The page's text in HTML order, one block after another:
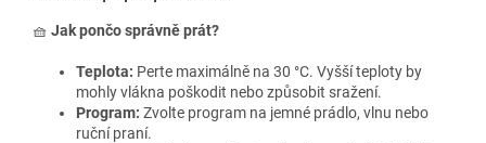
🧺 Jak pončo správně prát?
Teplota: Perte maximálně na 30 °C. Vyšší teploty by
mohly vlákna poškodit nebo způsobit sražení.
Program: Zvolte program na jemné prádlo, vlnu nebo
ruční praní.